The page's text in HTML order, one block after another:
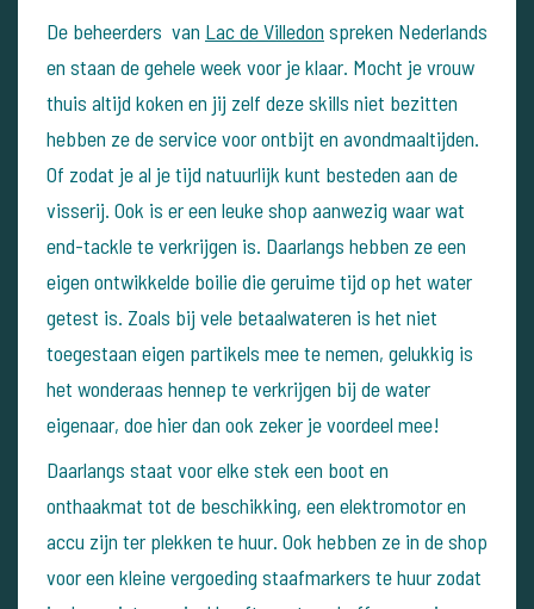
De beheerders van Lac de Villedon spreken Nederlands
en staan de gehele week voor je klaar. Mocht je vrouw
thuis altijd koken en jij zelf deze skills niet bezitten
hebben ze de service voor ontbijt en avondmaaltijden.
Of zodat je al je tijd natuurlijk kunt besteden aan de
visserij. Ook is er een leuke shop aanwezig waar wat
end-tackle te verkrijgen is. Daarlangs hebben ze een
eigen ontwikkelde boilie die geruime tijd op het water
getest is. Zoals bij vele betaalwateren is het niet
toegestaan eigen partikels mee te nemen, gelukkig is
het wonderaas hennep te verkrijgen bij de water
eigenaar, doe hier dan ook zeker je voordeel mee!
Daarlangs staat voor elke stek een boot en
onthaakmat tot de beschikking, een elektromotor en
accu zijn ter plekken te huur. Ook hebben ze in de shop
voor een kleine vergoeding staafmarkers te huur zodat